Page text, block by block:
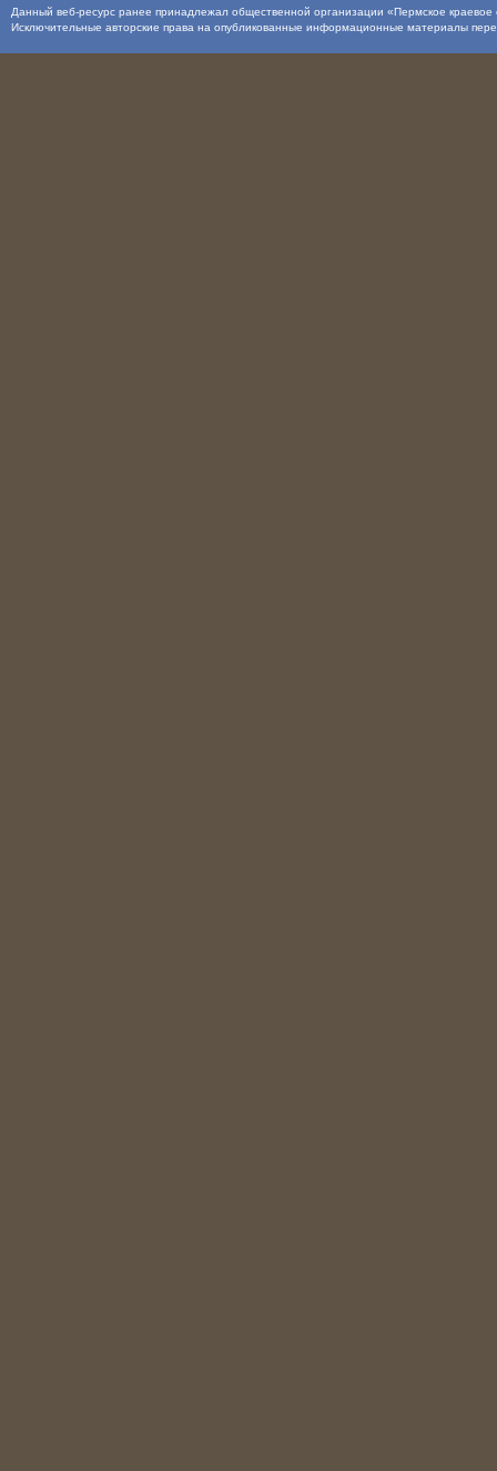
Данный веб-ресурс ранее принадлежал общественной организации «Пермское
Исключительные авторские права на опубликованные информационные материалы